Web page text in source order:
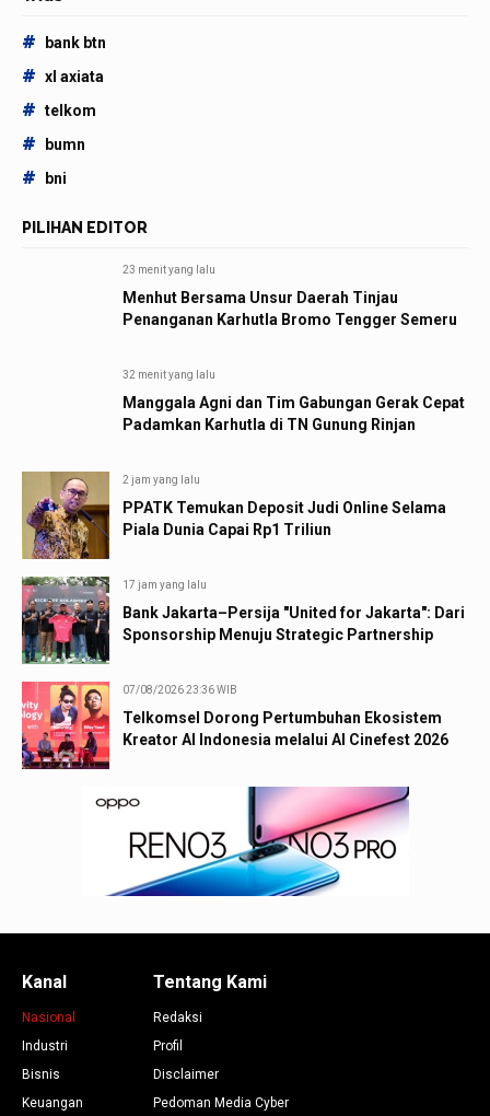
# bank btn
# xl axiata
# telkom
# bumn
# bni
PILIHAN EDITOR
23 menit yang lalu
Menhut Bersama Unsur Daerah Tinjau
Penanganan Karhutla Bromo Tengger Semeru
32 menit yang lalu
Manggala Agni dan Tim Gabungan Gerak Cepat
Padamkan Karhutla di TN Gunung Rinjan
2 jam yang lalu
PPATK Temukan Deposit Judi Online Selama
Piala Dunia Capai Rp1 Triliun
17 jam yang lalu
Bank Jakarta–Persija "United for Jakarta": Dari
Sponsorship Menuju Strategic Partnership
07/08/2026 23:36 WIB
Telkomsel Dorong Pertumbuhan Ekosistem
Kreator AI Indonesia melalui AI Cinefest 2026
Kanal
Nasional
Industri
Bisnis
Keuangan
Tentang Kami
Redaksi
Profil
Disclaimer
Pedoman Media Cyber